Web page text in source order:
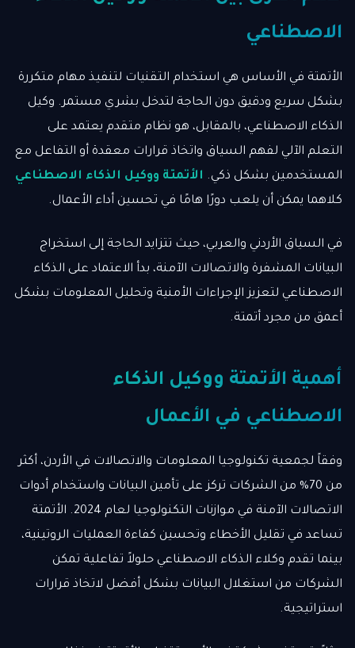
الاصطناعي
الأتمتة في الأساس هي استخدام التقنيات لتنفيذ مهام متكررة
بشكل سريع ودقيق دون الحاجة لتدخل بشري مستمر. وكيل
الذكاء الاصطناعي، بالمقابل، هو نظام متقدم يعتمد على
التعلم الآلي لفهم السياق واتخاذ قرارات معقدة أو التفاعل مع
المستخدمين بشكل ذكي. الأتمتة ووكيل الذكاء الاصطناعي
كلاهما يمكن أن يلعب دورًا هامًا في تحسين أداء الأعمال.
في السياق الأردني والعربي، حيث تتزايد الحاجة إلى استخراج
البيانات المشفرة والاتصالات الآمنة، بدأ الاعتماد على الذكاء
الاصطناعي لتعزيز الإجراءات الأمنية وتحليل المعلومات بشكل
أعمق من مجرد أتمتة.
أهمية الأتمتة ووكيل الذكاء
الاصطناعي في الأعمال
وفقاً لجمعية تكنولوجيا المعلومات والاتصالات في الأردن، أكثر
من 70% من الشركات تركز على تأمين البيانات واستخدام أدوات
الاتصالات الآمنة في موازنات التكنولوجيا لعام 2024. الأتمتة
تساعد في تقليل الأخطاء وتحسين كفاءة العمليات الروتينية،
بينما تقدم وكلاء الذكاء الاصطناعي حلولاً تفاعلية تمكن
الشركات من استغلال البيانات بشكل أفضل لاتخاذ قرارات
استراتيجية.